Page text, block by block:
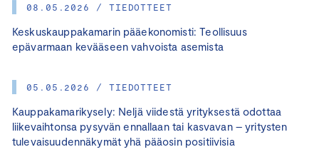
08.05.2026 / TIEDOTTEET
Keskuskauppakamarin pääekonomisti: Teollisuus
epävarmaan kevääseen vahvoista asemista
05.05.2026 / TIEDOTTEET
Kauppakamarikysely: Neljä viidestä yrityksestä odottaa
liikevaihtonsa pysyvän ennallaan tai kasvavan – yritysten
tulevaisuudennäkymät yhä pääosin positiivisia